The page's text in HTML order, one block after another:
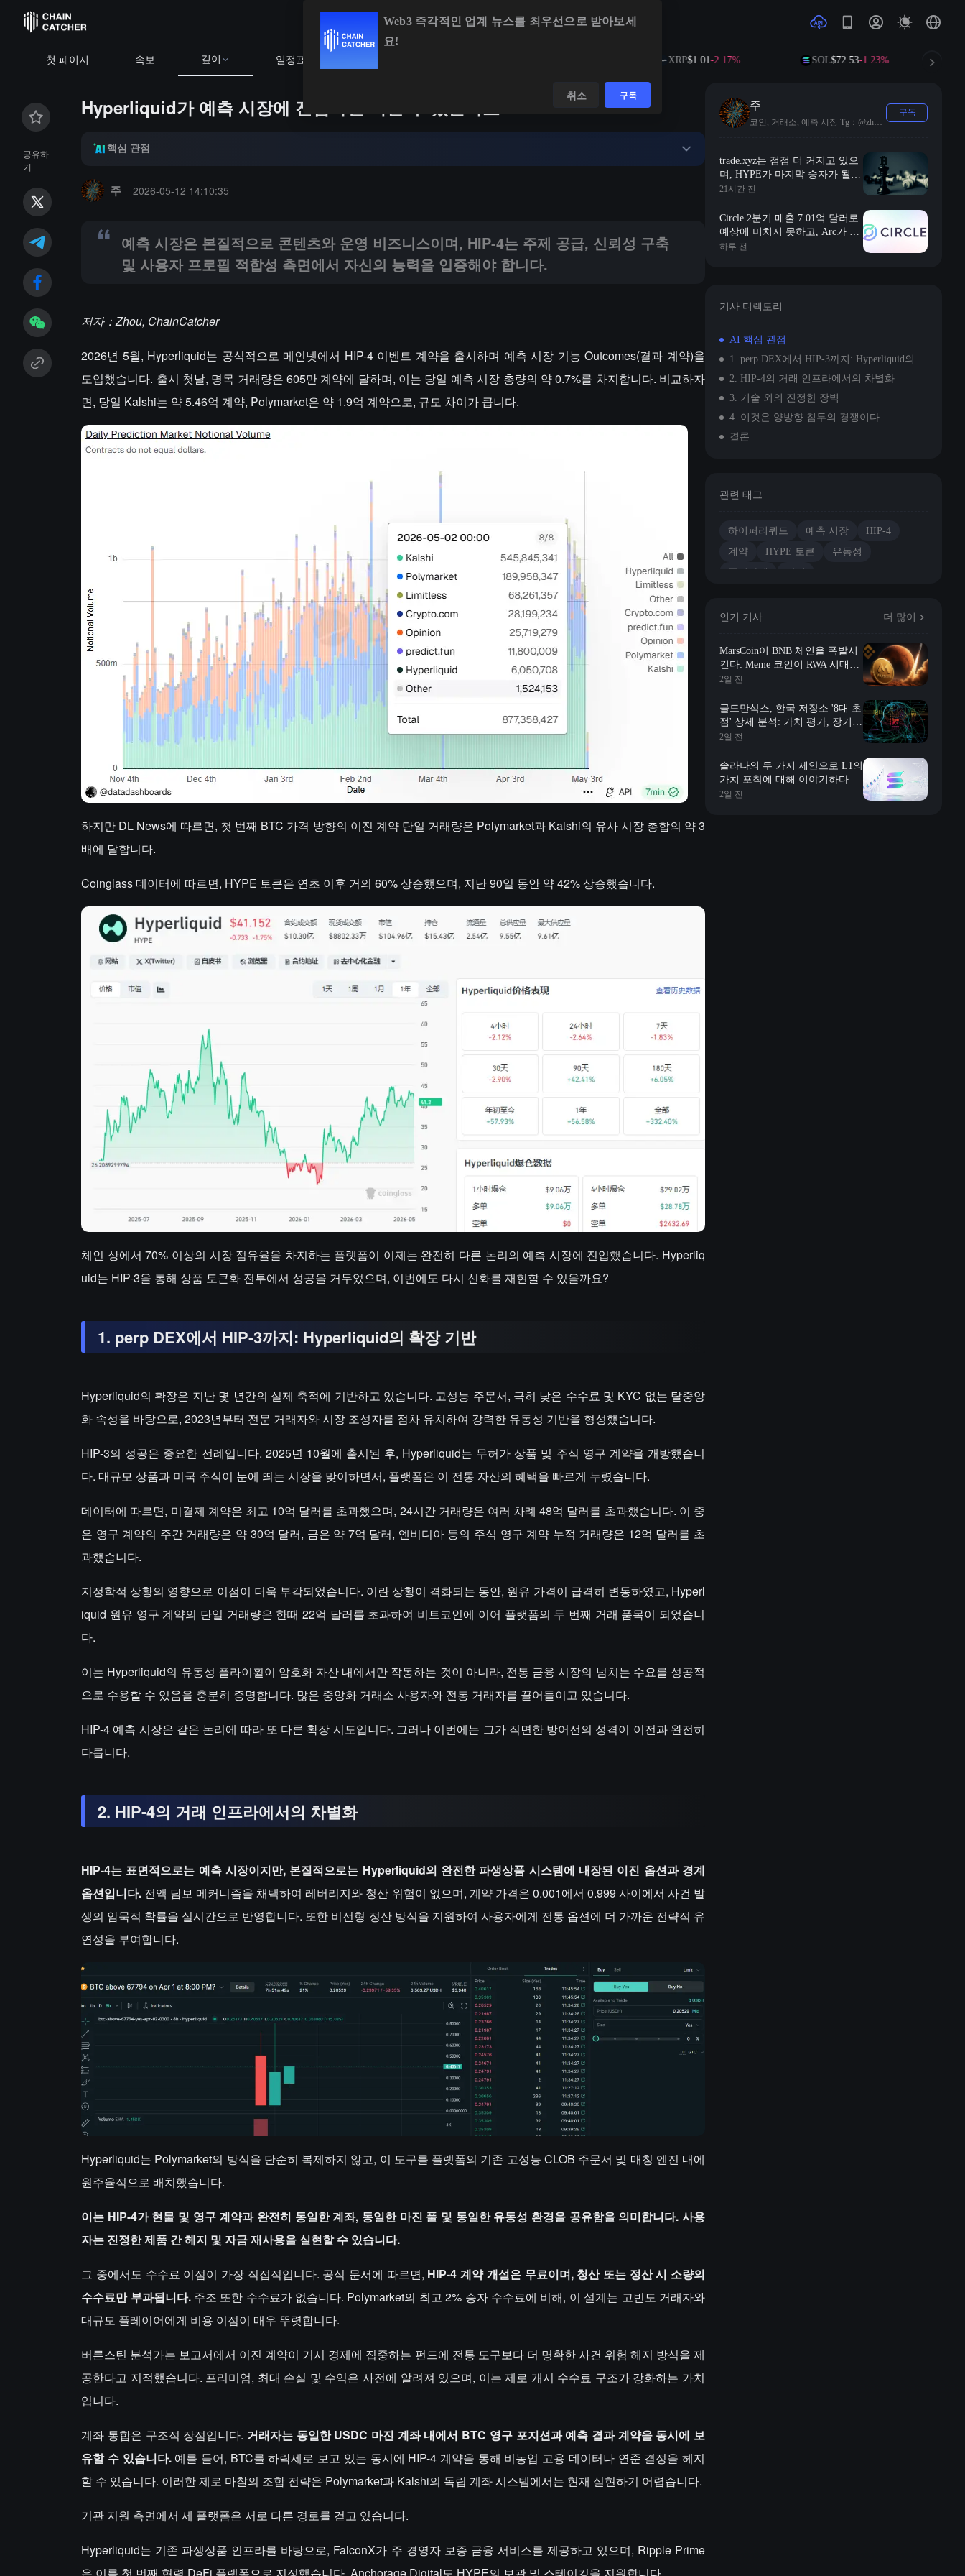
첫 페이지 속보 깊이 일정표
BTC $64,208.88-0.41% XRP$1.01-2.17% SOL$72.53-1.23% TRX
공유하
기
Hyperliquid가 예측 시장에 진입하면 이길 수 있을까요?
핵심 관점
예측 시장은 본질적으로 콘텐츠와 운영 비즈니스이며, HIP-4는 주제 공급, 신뢰성 구축 및 사용자 프로필 적합성 측면에서 자신의 능력을 입증해야 합니다.
주 2026-05-12 14:10:35
예측 시장은 본질적으로 콘텐츠와 운영 비즈니스이며, HIP-4는 주제 공급, 신뢰성 구축
및 사용자 프로필 적합성 측면에서 자신의 능력을 입증해야 합니다.
저자：Zhou, ChainCatcher
2026년 5월, Hyperliquid는 공식적으로 메인넷에서 HIP-4 이벤트 계약을 출시하며 예측 시장 기능 Outcomes(결과 계약)을
도입했습니다. 출시 첫날, 명목 거래량은 605만 계약에 달하며, 이는 당일 예측 시장 총량의 약 0.7%를 차지합니다. 비교하자
면, 당일 Kalshi는 약 5.46억 계약, Polymarket은 약 1.9억 계약으로, 규모 차이가 큽니다.
하지만 DL News에 따르면, 첫 번째 BTC 가격 방향의 이진 계약 단일 거래량은 Polymarket과 Kalshi의 유사 시장 총합의 약 3
배에 달합니다.
Coinglass 데이터에 따르면, HYPE 토큰은 연초 이후 거의 60% 상승했으며, 지난 90일 동안 약 42% 상승했습니다.
체인 상에서 70% 이상의 시장 점유율을 차지하는 플랫폼이 이제는 완전히 다른 논리의 예측 시장에 진입했습니다. Hyperliq
uid는 HIP-3을 통해 상품 토큰화 전투에서 성공을 거두었으며, 이번에도 다시 신화를 재현할 수 있을까요?
1. perp DEX에서 HIP-3까지: Hyperliquid의 확장 기반
Hyperliquid의 확장은 지난 몇 년간의 실제 축적에 기반하고 있습니다. 고성능 주문서, 극히 낮은 수수료 및 KYC 없는 탈중앙
화 속성을 바탕으로, 2023년부터 전문 거래자와 시장 조성자를 점차 유치하여 강력한 유동성 기반을 형성했습니다.
HIP-3의 성공은 중요한 선례입니다. 2025년 10월에 출시된 후, Hyperliquid는 무허가 상품 및 주식 영구 계약을 개방했습니
다. 대규모 상품과 미국 주식이 눈에 띄는 시장을 맞이하면서, 플랫폼은 이 전통 자산의 혜택을 빠르게 누렸습니다.
데이터에 따르면, 미결제 계약은 최고 10억 달러를 초과했으며, 24시간 거래량은 여러 차례 48억 달러를 초과했습니다. 이 중
은 영구 계약의 주간 거래량은 약 30억 달러, 금은 약 7억 달러, 엔비디아 등의 주식 영구 계약 누적 거래량은 12억 달러를 초
과했습니다.
지정학적 상황의 영향으로 이점이 더욱 부각되었습니다. 이란 상황이 격화되는 동안, 원유 가격이 급격히 변동하였고, Hyperl
iquid 원유 영구 계약의 단일 거래량은 한때 22억 달러를 초과하여 비트코인에 이어 플랫폼의 두 번째 거래 품목이 되었습니
다.
이는 Hyperliquid의 유동성 플라이휠이 암호화 자산 내에서만 작동하는 것이 아니라, 전통 금융 시장의 넘치는 수요를 성공적
으로 수용할 수 있음을 충분히 증명합니다. 많은 중앙화 거래소 사용자와 전통 거래자를 끌어들이고 있습니다.
HIP-4 예측 시장은 같은 논리에 따라 또 다른 확장 시도입니다. 그러나 이번에는 그가 직면한 방어선의 성격이 이전과 완전히
다릅니다.
2. HIP-4의 거래 인프라에서의 차별화
HIP-4는 표면적으로는 예측 시장이지만, 본질적으로는 Hyperliquid의 완전한 파생상품 시스템에 내장된 이진 옵션과 경계
옵션입니다. 전액 담보 메커니즘을 채택하여 레버리지와 청산 위험이 없으며, 계약 가격은 0.001에서 0.999 사이에서 사건 발
생의 암묵적 확률을 실시간으로 반영합니다. 또한 비선형 정산 방식을 지원하여 사용자에게 전통 옵션에 더 가까운 전략적 유
연성을 부여합니다.
Hyperliquid는 Polymarket의 방식을 단순히 복제하지 않고, 이 도구를 플랫폼의 기존 고성능 CLOB 주문서 및 매칭 엔진 내에
원주율적으로 배치했습니다.
이는 HIP-4가 현물 및 영구 계약과 완전히 동일한 계좌, 동일한 마진 풀 및 동일한 유동성 환경을 공유함을 의미합니다. 사용
자는 진정한 제품 간 헤지 및 자금 재사용을 실현할 수 있습니다.
그 중에서도 수수료 이점이 가장 직접적입니다. 공식 문서에 따르면, HIP-4 계약 개설은 무료이며, 청산 또는 정산 시 소량의
수수료만 부과됩니다.주조 또한 수수료가 없습니다. Polymarket의 최고 2% 승자 수수료에 비해, 이 설계는 고빈도 거래자와
대규모 플레이어에게 비용 이점이 매우 뚜렷합니다.
버른스틴 분석가는 보고서에서 이진 계약이 거시 경제에 집중하는 펀드에 전통 도구보다 더 명확한 사건 위험 헤지 방식을 제
공한다고 지적했습니다. 프리미엄, 최대 손실 및 수익은 사전에 알려져 있으며, 이는 제로 개시 수수료 구조가 강화하는 가치
입니다.
계좌 통합은 구조적 장점입니다. 거래자는 동일한 USDC 마진 계좌 내에서 BTC 영구 포지션과 예측 결과 계약을 동시에 보
유할 수 있습니다.예를 들어, BTC를 하락세로 보고 있는 동시에 HIP-4 계약을 통해 비농업 고용 데이터나 연준 결정을 헤지
할 수 있습니다. 이러한 제로 마찰의 조합 전략은 Polymarket과 Kalshi의 독립 계좌 시스템에서는 현재 실현하기 어렵습니다.
기관 지원 측면에서 세 플랫폼은 서로 다른 경로를 걷고 있습니다.
Hyperliquid는 기존 파생상품 인프라를 바탕으로, FalconX가 주 경영자 보증 금융 서비스를 제공하고 있으며, Ripple Prime
주
코인, 거래소, 예측 시장 Tg：@zhoui1111
구독
trade.xyz는 점점 더 커지고 있으
며, HYPE가 마지막 승자가 될까
요?
21시간 전
Circle 2분기 매출 7.01억 달러로
예상에 미치지 못하고, Arc가 최
대 관심사로 떠올라
하루 전
기사 디렉토리
AI 핵심 관점
1. perp DEX에서 HIP-3까지: Hyperliquid의 확장 기반
2. HIP-4의 거래 인프라에서의 차별화
3. 기술 외의 진정한 장벽
4. 이것은 양방향 침투의 경쟁이다
결론
관련 태그
하이퍼리퀴드 예측 시장
HIP-4
계약
HYPE 토큰
유동성
폴리마켓
칼시
인기 기사 더 많이
MarsCoin이 BNB 체인을 폭발시
킨다: Meme 코인이 RWA 시대에
진입할까?
2일 전
골드만삭스, 한국 저장소 '8대 초
점' 상세 분석: 가치 평가, 장기
계약, 재고, 장신 충격, 자사주 매
2일 전
솔라나의 두 가지 제안으로 L1의
가치 포착에 대해 이야기하다
2일 전
Web3 즉각적인 업계 뉴스를 최우선으로 받아보세
요!
취소 구독